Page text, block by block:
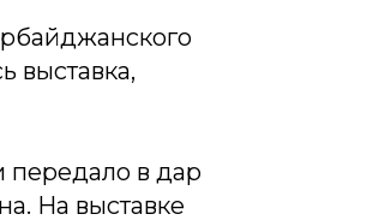
выставка,
в дар
На выставке